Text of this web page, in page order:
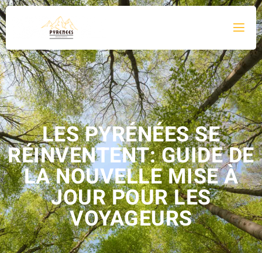
LES PYRÉNÉES SE
RÉINVENTENT: GUIDE DE
LA NOUVELLE MISE À
JOUR POUR LES
VOYAGEURS